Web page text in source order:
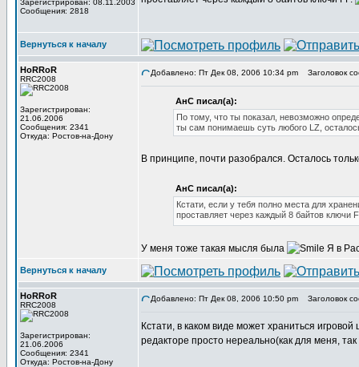
Зарегистрирован: 08.11.2003
Сообщения: 2818
Вернуться к началу
HoRRoR
RRC2008
Зарегистрирован:
21.06.2006
Сообщения: 2341
Откуда: Ростов-на-Дону
Добавлено: Пт Дек 08, 2006 10:34 pm Заголовок
АнС писал(а):
По тому, что ты показал, невозможно
ты сам понимаешь суть любого LZ,
В принципе, почти разобрался. Осталось
АнС писал(а):
Кстати, если у тебя полно места для
проставляет через каждый 8 байтов ключи
У меня тоже такая мысля была Я в
Вернуться к началу
HoRRoR
RRC2008
Зарегистрирован:
21.06.2006
Сообщения: 2341
Откуда: Ростов-на-Дону
Добавлено: Пт Дек 08, 2006 10:50 pm Заголовок
Кстати, в каком виде может храниться
редакторе просто нереально(как для меня,